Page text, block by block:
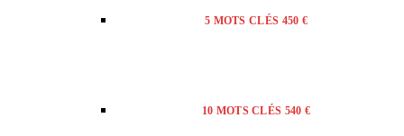
5 MOTS CLÉS 450 €
10 MOTS CLÉS 540 €